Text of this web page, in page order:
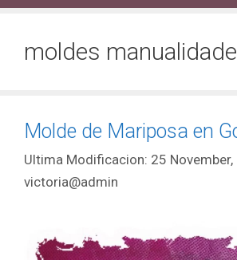
moldes
Molde de Mariposa en
25
victoria@admin